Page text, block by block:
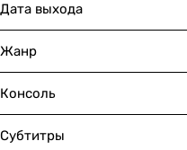
Дата выхода
Жанр
Консоль
Субтитры